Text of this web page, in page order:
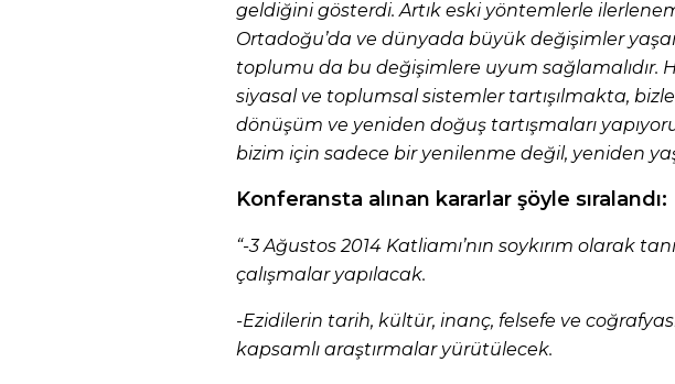
geldiğini gösterdi. Artık eski yöntemlerle
Ortadoğu’da ve dünyada büyük değişimler
toplumu da bu değişimlere uyum sağlamalıdır.
siyasal ve toplumsal sistemler tartışılmakta,
dönüşüm ve yeniden doğuş tartışmaları
bizim için sadece bir yenilenme değil, yeniden
Konferansta alınan kararlar şöyle sıralandı:
“-3 Ağustos 2014 Katliamı’nın soykırım olarak
çalışmalar yapılacak.
-Ezidilerin tarih, kültür, inanç, felsefe ve
kapsamlı araştırmalar yürütülecek.